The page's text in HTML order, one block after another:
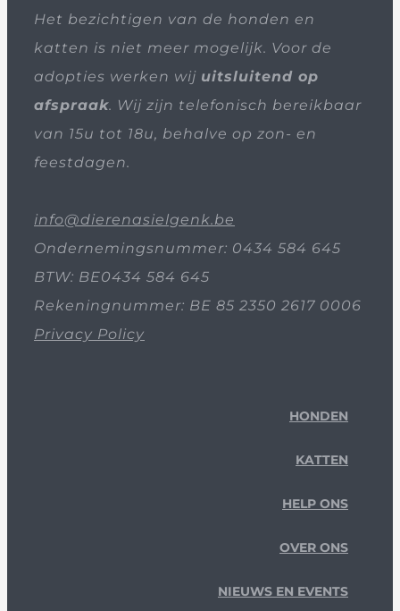
Het bezichtigen van de honden en
katten is niet meer mogelijk. Voor de
adopties werken wij uitsluitend op
afspraak. Wij zijn telefonisch bereikbaar
van 15u tot 18u, behalve op zon- en
feestdagen.
info@dierenasielgenk.be
Ondernemingsnummer: 0434 584 645
BTW: BE0434 584 645
Rekeningnummer: BE 85 2350 2617 0006
Privacy Policy
HONDEN
KATTEN
HELP ONS
OVER ONS
NIEUWS EN EVENTS